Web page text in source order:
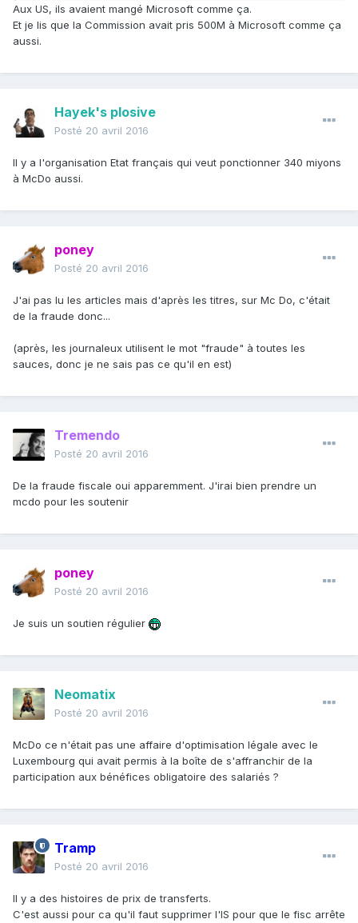
Aux US, ils avaient mangé Microsoft comme ça.
Et je lis que la Commission avait pris 500M à Microsoft comme ça
aussi.
Hayek's plosive
Posté 20 avril 2016
Il y a l'organisation Etat français qui veut ponctionner 340 miyons
à McDo aussi.
poney
Posté 20 avril 2016
J'ai pas lu les articles mais d'après les titres, sur Mc Do, c'était
de la fraude donc...
(après, les journaleux utilisent le mot "fraude" à toutes les
sauces, donc je ne sais pas ce qu'il en est)
Tremendo
Posté 20 avril 2016
De la fraude fiscale oui apparemment. J'irai bien prendre un
mcdo pour les soutenir
poney
Posté 20 avril 2016
Je suis un soutien régulier
Neomatix
Posté 20 avril 2016
McDo ce n'était pas une affaire d'optimisation légale avec le
Luxembourg qui avait permis à la boîte de s'affranchir de la
participation aux bénéfices obligatoire des salariés ?
Tramp
Posté 20 avril 2016
Il y a des histoires de prix de transferts.
C'est aussi pour ca qu'il faut supprimer l'IS pour que le fisc arrête